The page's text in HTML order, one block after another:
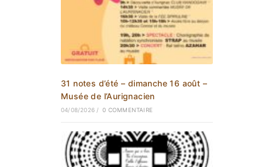
31 notes d’été – dimanche 16 août –
Musée de l’Aurignacien
04/08/2026 / 0 COMMENTAIRE